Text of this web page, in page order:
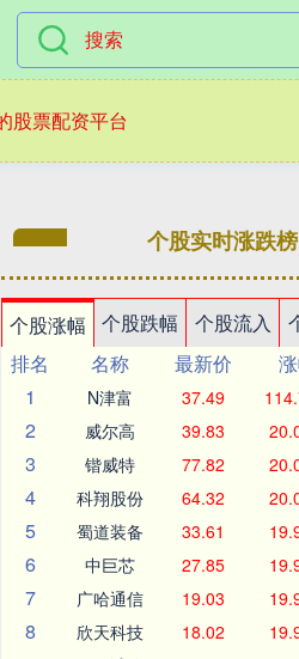
股票配资平台
个股实时涨跌榜
个股涨幅 个股跌幅 个股流入
排名
名称 最新价
1
N津富 37.49
2 威尔高 39.83
3 锴威特 77.82
4 科翔股份 64.32
5 蜀道装备 33.61
6 中巨芯 27.85
7 广哈通信 19.03
8 欣天科技 18.02